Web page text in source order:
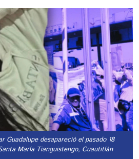
Guadalupe desapareció el pasado 18
María Tianguistengo, Cuautitlán